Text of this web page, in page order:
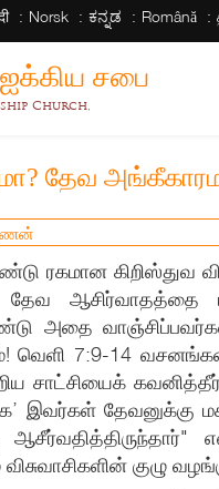
Norsk ಕನ್ನಡ Română
சபை
Church,
தேவ
ரகமான கிறிஸ்துவ
தேவ ஆசிர்வாதத்தை
அதை
வெளி 7:9-14
சாட்சியைக்
இவர்கள்
விசுவாசிகளின் குழு